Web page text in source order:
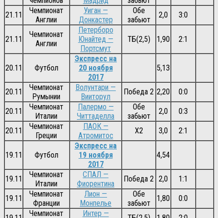
21.11
Чемпионат
Англии
Уиган —
Донкастер
Обе
забьют
2,0 3:0
21.11
Чемпионат
Англии
Петерборо
Юнайтед —
Портсмут
ТБ(2,5) 1,90 2:1
20.11 Футбол
Экспресс на
20 ноября
2017
5,13
20.11
Чемпионат
Румынии
Волунтари —
Вииторул
Победа 2 2,20 0:0
20.11
Чемпионат
Италии
Палермо —
Читтаделла
Обе
забьют
2,0 0:3
20.11
Чемпионат
Греции
ПАОК —
Атромитос
Х2 3,0 2:1
19.11 Футбол
Экспресс на
19 ноября
2017
4,54
19.11
Чемпионат
Италии
СПАЛ —
Фиорентина
Победа 2 2,0 1:1
19.11
Чемпионат
Франции
Лион —
Монпелье
Обе
забьют
1,80 0:0
Чемпионат
Интер —